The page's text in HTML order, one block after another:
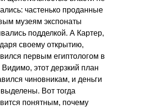
частенько проданные
музеям экспонаты
подделкой. А Картер,
своему открытию,
первым египтологом в
этот дерзкий план
чиновникам, и деньги
Вот тогда
понятным, почему